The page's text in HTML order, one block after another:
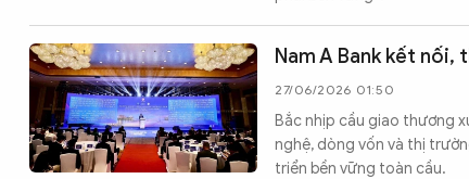
Nam A Bank kết
27/06/2026 01:50
Bắc nhịp cầu giao thương
nghệ, dòng vốn và thị
triển bền vững toàn cầu.